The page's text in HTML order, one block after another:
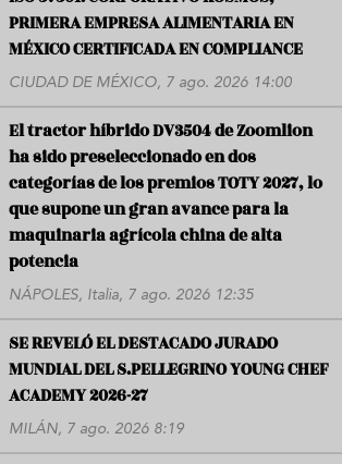
PRIMERA EMPRESA ALIMENTARIA EN
MÉXICO CERTIFICADA EN COMPLIANCE
CIUDAD DE MÉXICO, 7 ago. 2026 14:00
El tractor híbrido DV3504 de Zoomlion
ha sido preseleccionado en dos
categorías de los premios TOTY 2027, lo
que supone un gran avance para la
maquinaria agrícola china de alta
potencia
NÁPOLES, Italia, 7 ago. 2026 12:35
SE REVELÓ EL DESTACADO JURADO
MUNDIAL DEL S.PELLEGRINO YOUNG CHEF
ACADEMY 2026-27
MILÁN, 7 ago. 2026 8:19